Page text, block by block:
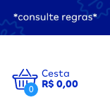
0
Cesta
R$ 0,00